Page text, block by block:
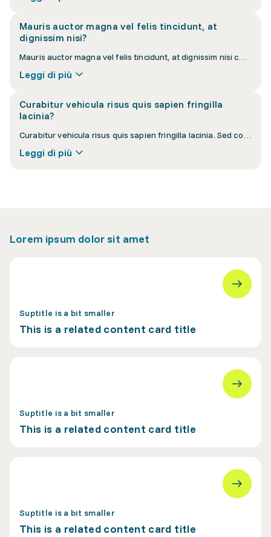
Mauris auctor magna vel felis tincidunt, at
dignissim nisi?
Mauris auctor magna vel felis tincidunt, at dignissim nisi cursus. Pellentesque habitant morbi tristique senectus et netus et malesuada fames ac turpis egestas.
Leggi di più
Curabitur vehicula risus quis sapien fringilla
lacinia?
Curabitur vehicula risus quis sapien fringilla lacinia. Sed consequat eros eu orci convallis, a lacinia sapien pellentesque. Nullam euismod lacus vel purus suscipit.
Leggi di più
Lorem ipsum dolor sit amet
Suptitle is a bit smaller
This is a related content card title
Suptitle is a bit smaller
This is a related content card title
Suptitle is a bit smaller
This is a related content card title